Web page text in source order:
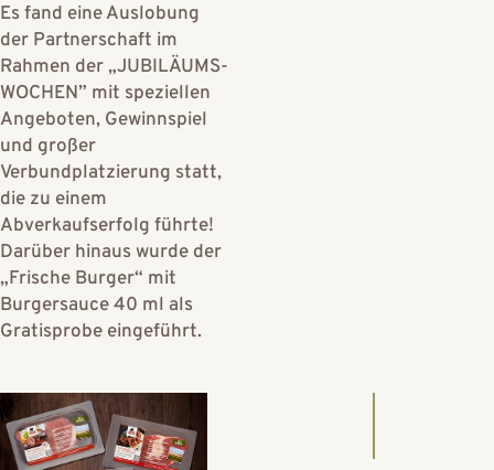
Es fand eine Auslobung
der Partnerschaft im
Rahmen der „JUBILÄUMS-
WOCHEN” mit speziellen
Angeboten, Gewinnspiel
und großer
Verbundplatzierung statt,
die zu einem
Abverkaufserfolg führte!
Darüber hinaus wurde der
„Frische Burger“ mit
Burgersauce 40 ml als
Gratisprobe eingeführt.